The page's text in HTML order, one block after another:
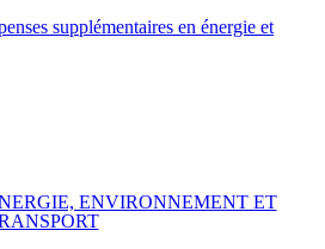
supplémentaires en énergie et
ENVIRONNEMENT ET